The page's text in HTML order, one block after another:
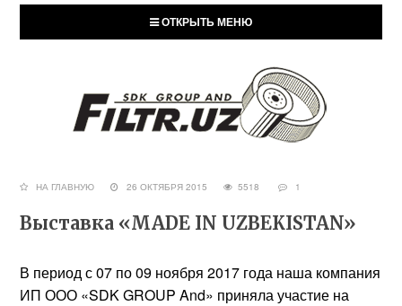
ОТКРЫТЬ МЕНЮ
НА ГЛАВНУЮ 26 ОКТЯБРЯ 2015 5518 1
Выставка «MADE IN UZBEKISTAN»
В период с 07 по 09 ноября 2017 года наша компания
ИП ООО «SDK GROUP And» приняла участие на